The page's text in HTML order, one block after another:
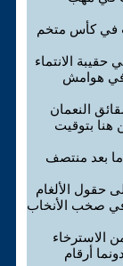
في كأس متخم
حقيبة الانتماء
هوامش
النعمان
هنا بتوقيت
ما بعد منتصف
حقول الألغام
صخب الأنخاب
الاسترخاء
أرقام